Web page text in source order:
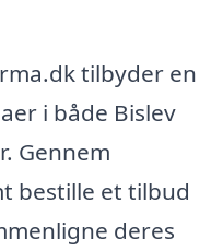
tilbyder en
i både Bislev
Gennem
bestille et tilbud
deres